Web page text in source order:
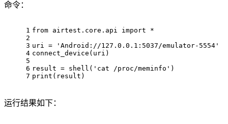
命令：
1
2
3
4
5
6
7
from airtest.core.api import *
uri =
'Android://127.0.0.1:5037/emulator-5554'
connect_device ( uri )
result = shell ( 'cat /proc/meminfo' )
print ( result )
运行结果如下：